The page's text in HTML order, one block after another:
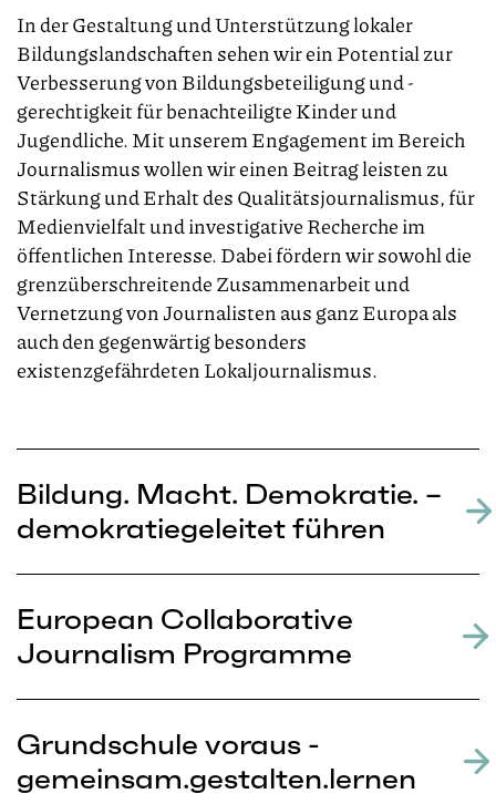
In der Gestaltung und Unterstützung lokaler
Bildungslandschaften sehen wir ein Potential zur
Verbesserung von Bildungsbeteiligung und -
gerechtigkeit für benachteiligte Kinder und
Jugendliche.Mit unserem Engagement im Bereich
Journalismus wollen wir einen Beitrag leisten zu
Stärkung und Erhalt des Qualitätsjournalismus, für
Medienvielfalt und investigative Recherche im
öffentlichen Interesse. Dabei fördern wir sowohl die
grenzüberschreitende Zusammenarbeit und
Vernetzung von Journalistenaus ganz Europa als
auchden gegenwärtig besonders
existenzgefährdeten Lokaljournalismus.
Bildung. Macht. Demokratie. –
demokratiegeleitet führen
European Collaborative
Journalism Programme
Grundschule voraus -
gemeinsam.gestalten.lernen